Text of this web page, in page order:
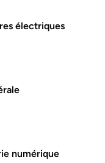
électriques
numérique